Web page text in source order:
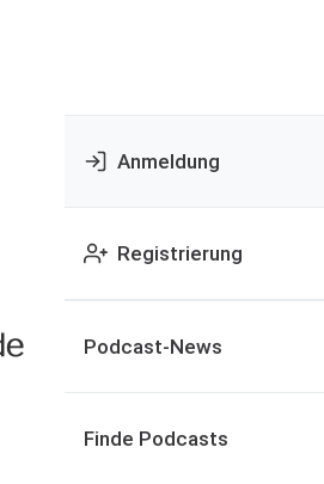
Anmeldung
Registrierung
Podcast-News
Finde Podcasts